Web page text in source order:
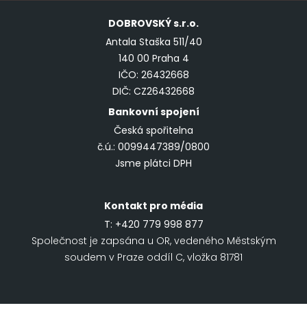
DOBROVSKÝs.r.o.
Antala Staška 511/40
140 00 Praha 4
IČO: 26432668
DIČ: CZ26432668
Bankovní spojení
Česká spořitelna
č.ú.: 0099447389/0800
Jsme plátci DPH
Kontakt pro média
T: +420 779 998 877
Společnost je zapsána u OR, vedeného Městským
soudem v Praze oddíl C, vložka 81781